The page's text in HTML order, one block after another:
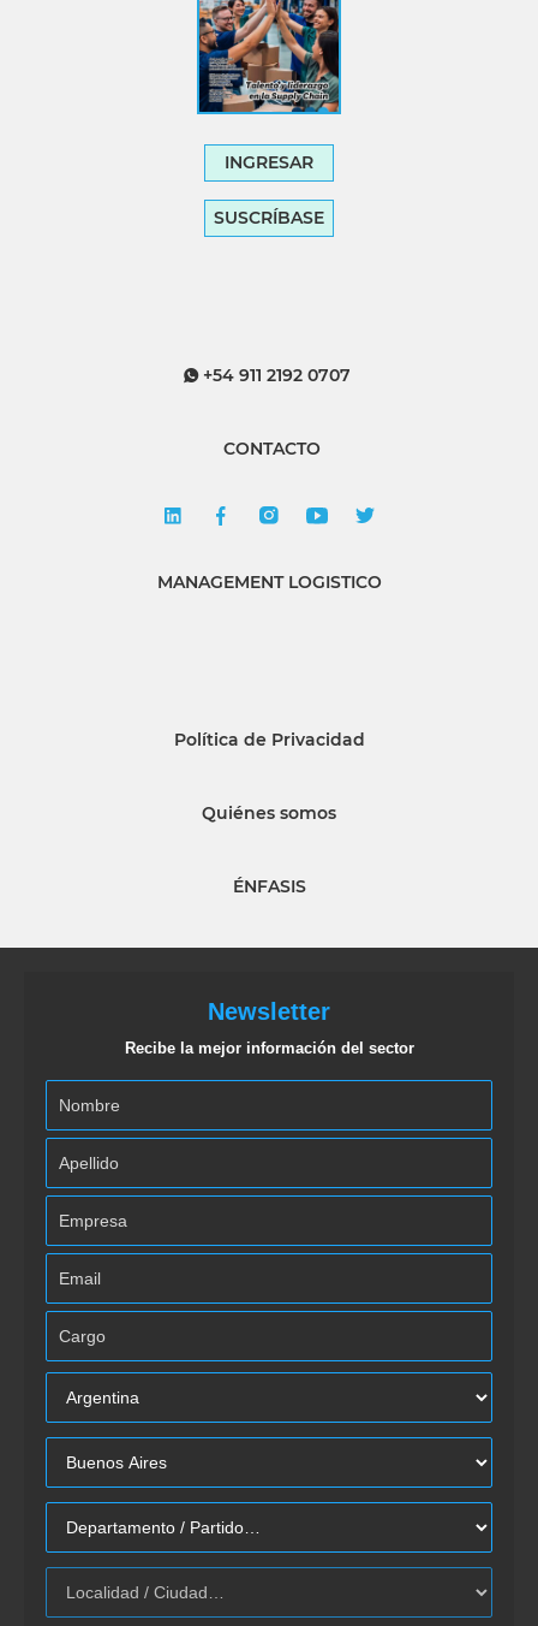
INGRESAR
SUSCRÍBASE
+54 911 2192 0707
CONTACTO
MANAGEMENT LOGISTICO
Política de Privacidad
Quiénes somos
ÉNFASIS
Newsletter
Recibe la mejor información del sector